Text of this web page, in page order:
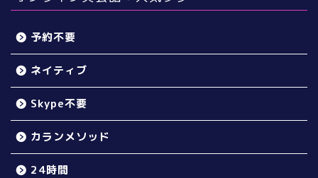
予約不要
ネイティブ
Skype不要
カランメソッド
24時間